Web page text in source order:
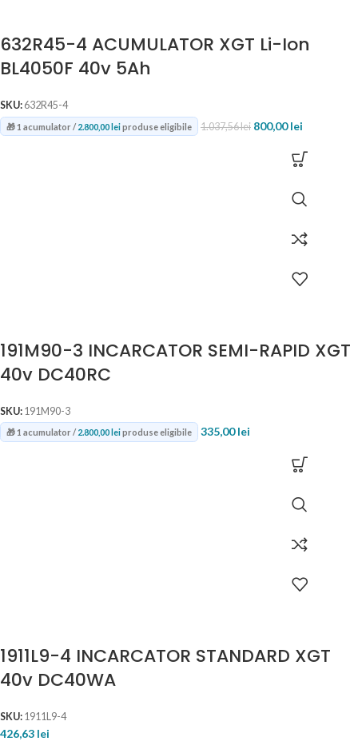
632R45-4 ACUMULATOR XGT Li-Ion
BL4050F 40v 5Ah
SKU: 632R45-4
🎁 1 acumulator / 2.800,00leiproduse eligibile 1.037,56lei 800,00lei
191M90-3 INCARCATOR SEMI-RAPID XGT
40v DC40RC
SKU: 191M90-3
🎁 1 acumulator / 2.800,00leiproduse eligibile 335,00lei
1911L9-4 INCARCATOR STANDARD XGT
40v DC40WA
SKU: 1911L9-4
426,63 lei